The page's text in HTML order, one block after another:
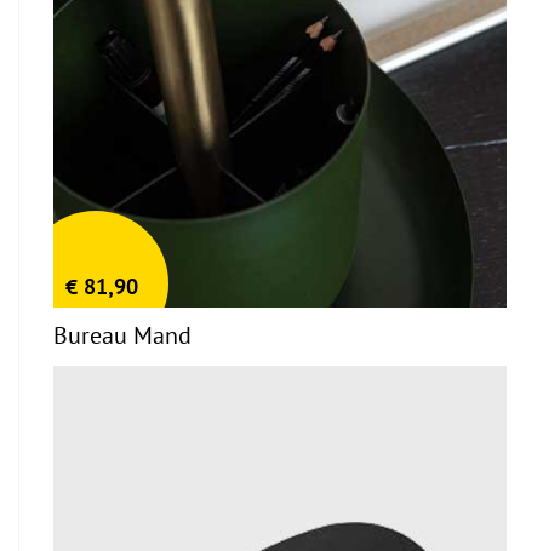
€ 81,90
Bureau Mand